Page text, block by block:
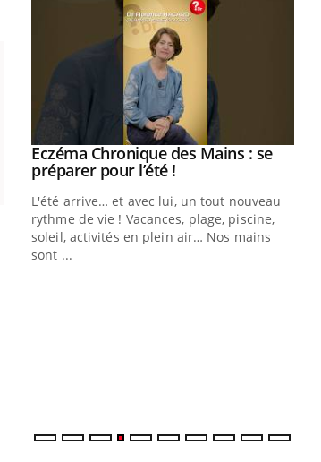
Youtube
Eczéma Chronique des Mains : se
préparer pour l’été !Youtube
L'été arrive… et avec lui, un tout nouveau
rythme de vie ! Vacances, plage, piscine,
soleil, activités en plein air… Nos mains
sont ...